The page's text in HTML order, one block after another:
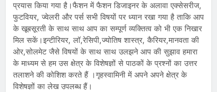
प्रयास किया गया है।फैशन में फैशन डिजाइनर के अलावा एक्सेसरीज,
फुटवियर, ज्वेलरी और पर्स सभी विषयों पर ध्यान रखा गया है ताकि आप
के खूबसूरती के साथ साथ आप का सम्पूर्ण व्यक्तित्व को भी एक निखार
मिल सकें।इन्टीरियर, लॉ,रेसिपी,ज्योतिष शास्त्र, कैरियर,मानवता की
ओर,सोलमेट जैसे विषयों के साथ साथ उलझने आप की सुझाव हमारा
के माध्यम से हम उस क्षेत्र के विशेषज्ञों से पाठकों के प्रश्नों का उत्तर
तलाशने की कोशिश करते हैं ।गृहस्वामिनी में अपने अपने क्षेत्र के
विशेषज्ञों का लेख उपलब्ध हैं।